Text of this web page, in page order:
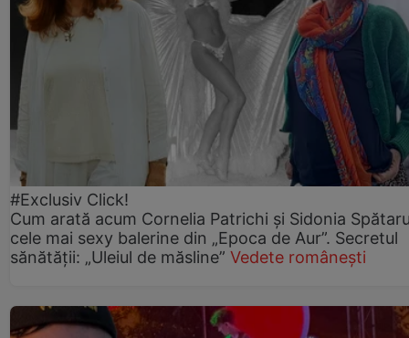
#Exclusiv Click!
Cum arată acum Cornelia Patrichi și Sidonia
cele mai sexy balerine din „Epoca de Aur”. Secretul
sănătății: „Uleiul de măsline” Vedete românești